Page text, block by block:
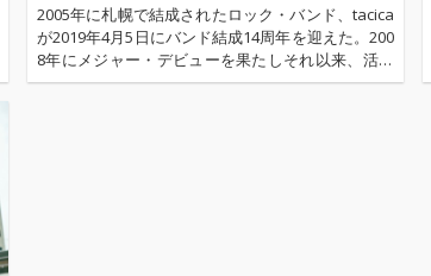
2005年に札幌で結成されたロック・バンド、tacica
が2019年4月5日にバンド結成14周年を迎えた。200
8年にメジャー・デビューを果たしそれ以来、活動
休止やメンバーの脱退などを経験しながらも常に変